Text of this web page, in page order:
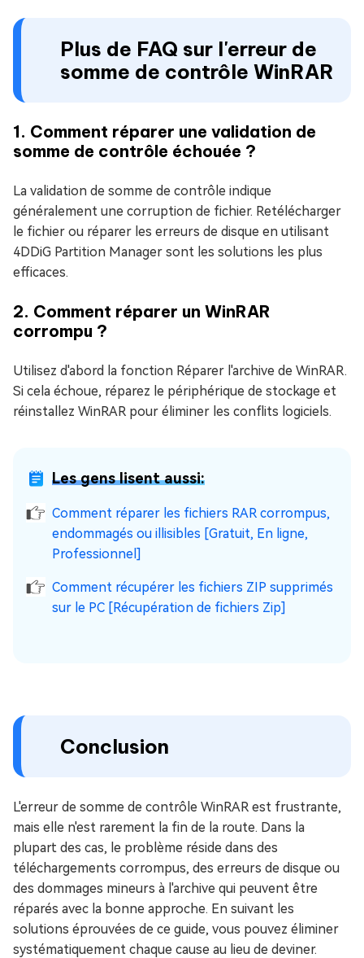
Plus de FAQ sur l'erreur de
somme de contrôle WinRAR
1. Comment réparer une validation de
somme de contrôle échouée ?
La validation de somme de contrôle indique
généralement une corruption de fichier. Retélécharger
le fichier ou réparer les erreurs de disque en utilisant
4DDiG Partition Manager sont les solutions les plus
efficaces.
2. Comment réparer un WinRAR
corrompu ?
Utilisez d'abord la fonction Réparer l'archive de WinRAR.
Si cela échoue, réparez le périphérique de stockage et
réinstallez WinRAR pour éliminer les conflits logiciels.
Les gens lisent aussi:
Comment réparer les fichiers RAR corrompus,
endommagés ou illisibles [Gratuit, En ligne,
Professionnel]
Comment récupérer les fichiers ZIP supprimés
sur le PC [Récupération de fichiers Zip]
Conclusion
L'erreur de somme de contrôle WinRAR est frustrante,
mais elle n'est rarement la fin de la route. Dans la
plupart des cas, le problème réside dans des
téléchargements corrompus, des erreurs de disque ou
des dommages mineurs à l'archive qui peuvent être
réparés avec la bonne approche. En suivant les
solutions éprouvées de ce guide, vous pouvez éliminer
systématiquement chaque cause au lieu de deviner.